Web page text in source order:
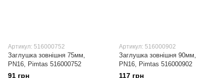
Артикул: 516000752
Заглушка зовнішня 75мм,
PN16, Pimtas 516000752
91 грн
Артикул: 516000902
Заглушка зовнішня 90мм,
PN16, Pimtas 516000902
117 грн